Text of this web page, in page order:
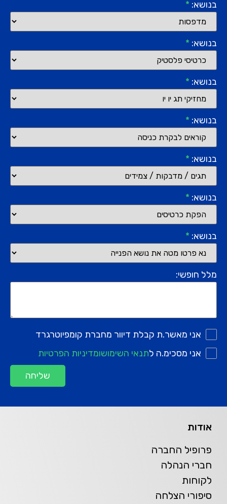
בנושא: *
בנושא: *
בנושא: *
בנושא: *
בנושא: *
בנושא: *
בנושא: *
מלל חופשי:
אני מאשר.ת קבלת דיוור מחברת קומפיוטרגרד
אני מסכימ.ה לתנאי השימושומדיניות הפרטיות
שליחה
אודות
פרופיל החברה
חברי הנהלה
לקוחות
סיפורי הצלחה